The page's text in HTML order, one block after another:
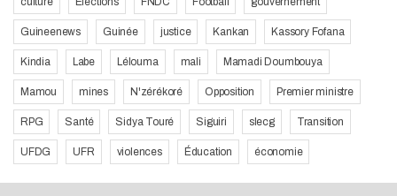
Guineenews Guinée justice Kankan Kassory Fofana
Kindia Labe Lélouma mali Mamadi Doumbouya
Mamou mines N'zérékoré Opposition Premier ministre
RPG Santé Sidya Touré Siguiri slecg Transition
UFDG UFR violences Éducation économie